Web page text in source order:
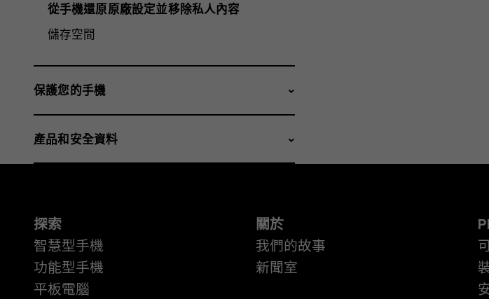
從手機還原原廠設定並移除私人內容
儲存空間
保護您的手機
產品和安全資料
探索
智慧型手機
功能型手機
平板電腦
關於
我們的故事
新聞室